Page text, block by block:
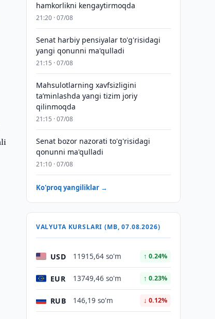
hamkorlikni kengaytirmoqda
21:20 · 07/08
Senat harbiy pensiyalar to'g'risidagi
yangi qonunni ma'qulladi
21:15 · 07/08
Mahsulotlarning xavfsizligini
taʼminlashda yangi tizim joriy
qilinmoqda
21:15 · 07/08
Senat bozor nazorati to'g'risidagi
qonunni ma'qulladi
21:10 · 07/08
Ko'proq yangiliklar →
VALYUTA KURSLARI (MB, 07.08.2026)
USD 11915,64 so'm ↑ 0.24%
EUR 13749,46 so'm ↑ 0.23%
RUB 146,19 so'm ↓ 0.12%